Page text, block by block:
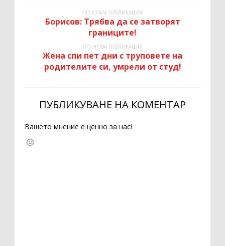
ПО-СТАРА ПУБЛИКАЦИЯ
Борисов: Трябва да се затворят
границите!
ПО-НОВА ПУБЛИКАЦИЯ
Жена спи пет дни с труповете на
родителите си, умрели от студ!
ПУБЛИКУВАНЕ НА КОМЕНТАР
Вашето мнение е ценно за нас!